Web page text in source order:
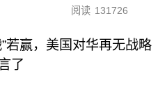
阅读 131726
”若赢，美国对华再无战略
了